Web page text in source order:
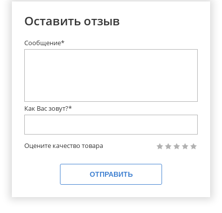
Оставить отзыв
Сообщение*
Как Вас зовут?*
Оцените качество товара
ОТПРАВИТЬ